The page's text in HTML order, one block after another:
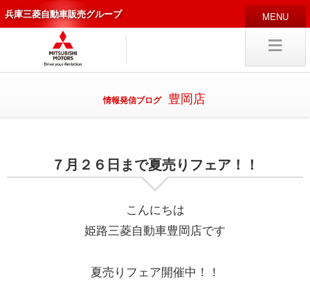
兵庫三菱自動車販売グループ
HOME 販売店
新車 中古車
採用情報 キャリア採用
試乗予約 入庫予約
情報発信ブログ 豊岡店
７月２６日まで夏売りフェア！！
こんにちは
姫路三菱自動車豊岡店です
夏売りフェア開催中！！